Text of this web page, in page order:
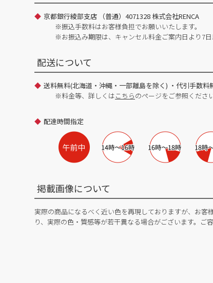
京都銀行綾部支店 （普通）4071328 株式会社RENCA
※振込手数料はお客様負担でお願いいたします。
※お振込み期限は、キャンセル料金ご案内日より7日
配送について
送料無料(北海道・沖縄・一部離島を除く) ・代引手数料
※料金等、詳しくはこちらのページをご参照ください
配達時間指定
掲載画像について
実際の商品になるべく近い色を再現しておりますが、お客
り、実際の色・質感等が若干異なる場合がございます。ご容